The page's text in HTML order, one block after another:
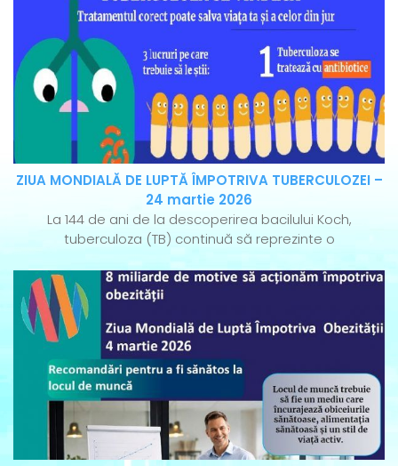
ZIUA MONDIALĂ DE LUPTĂ ÎMPOTRIVA TUBERCULOZEI –
24 martie 2026
La 144 de ani de la descoperirea bacilului Koch,
tuberculoza (TB) continuă să reprezinte o